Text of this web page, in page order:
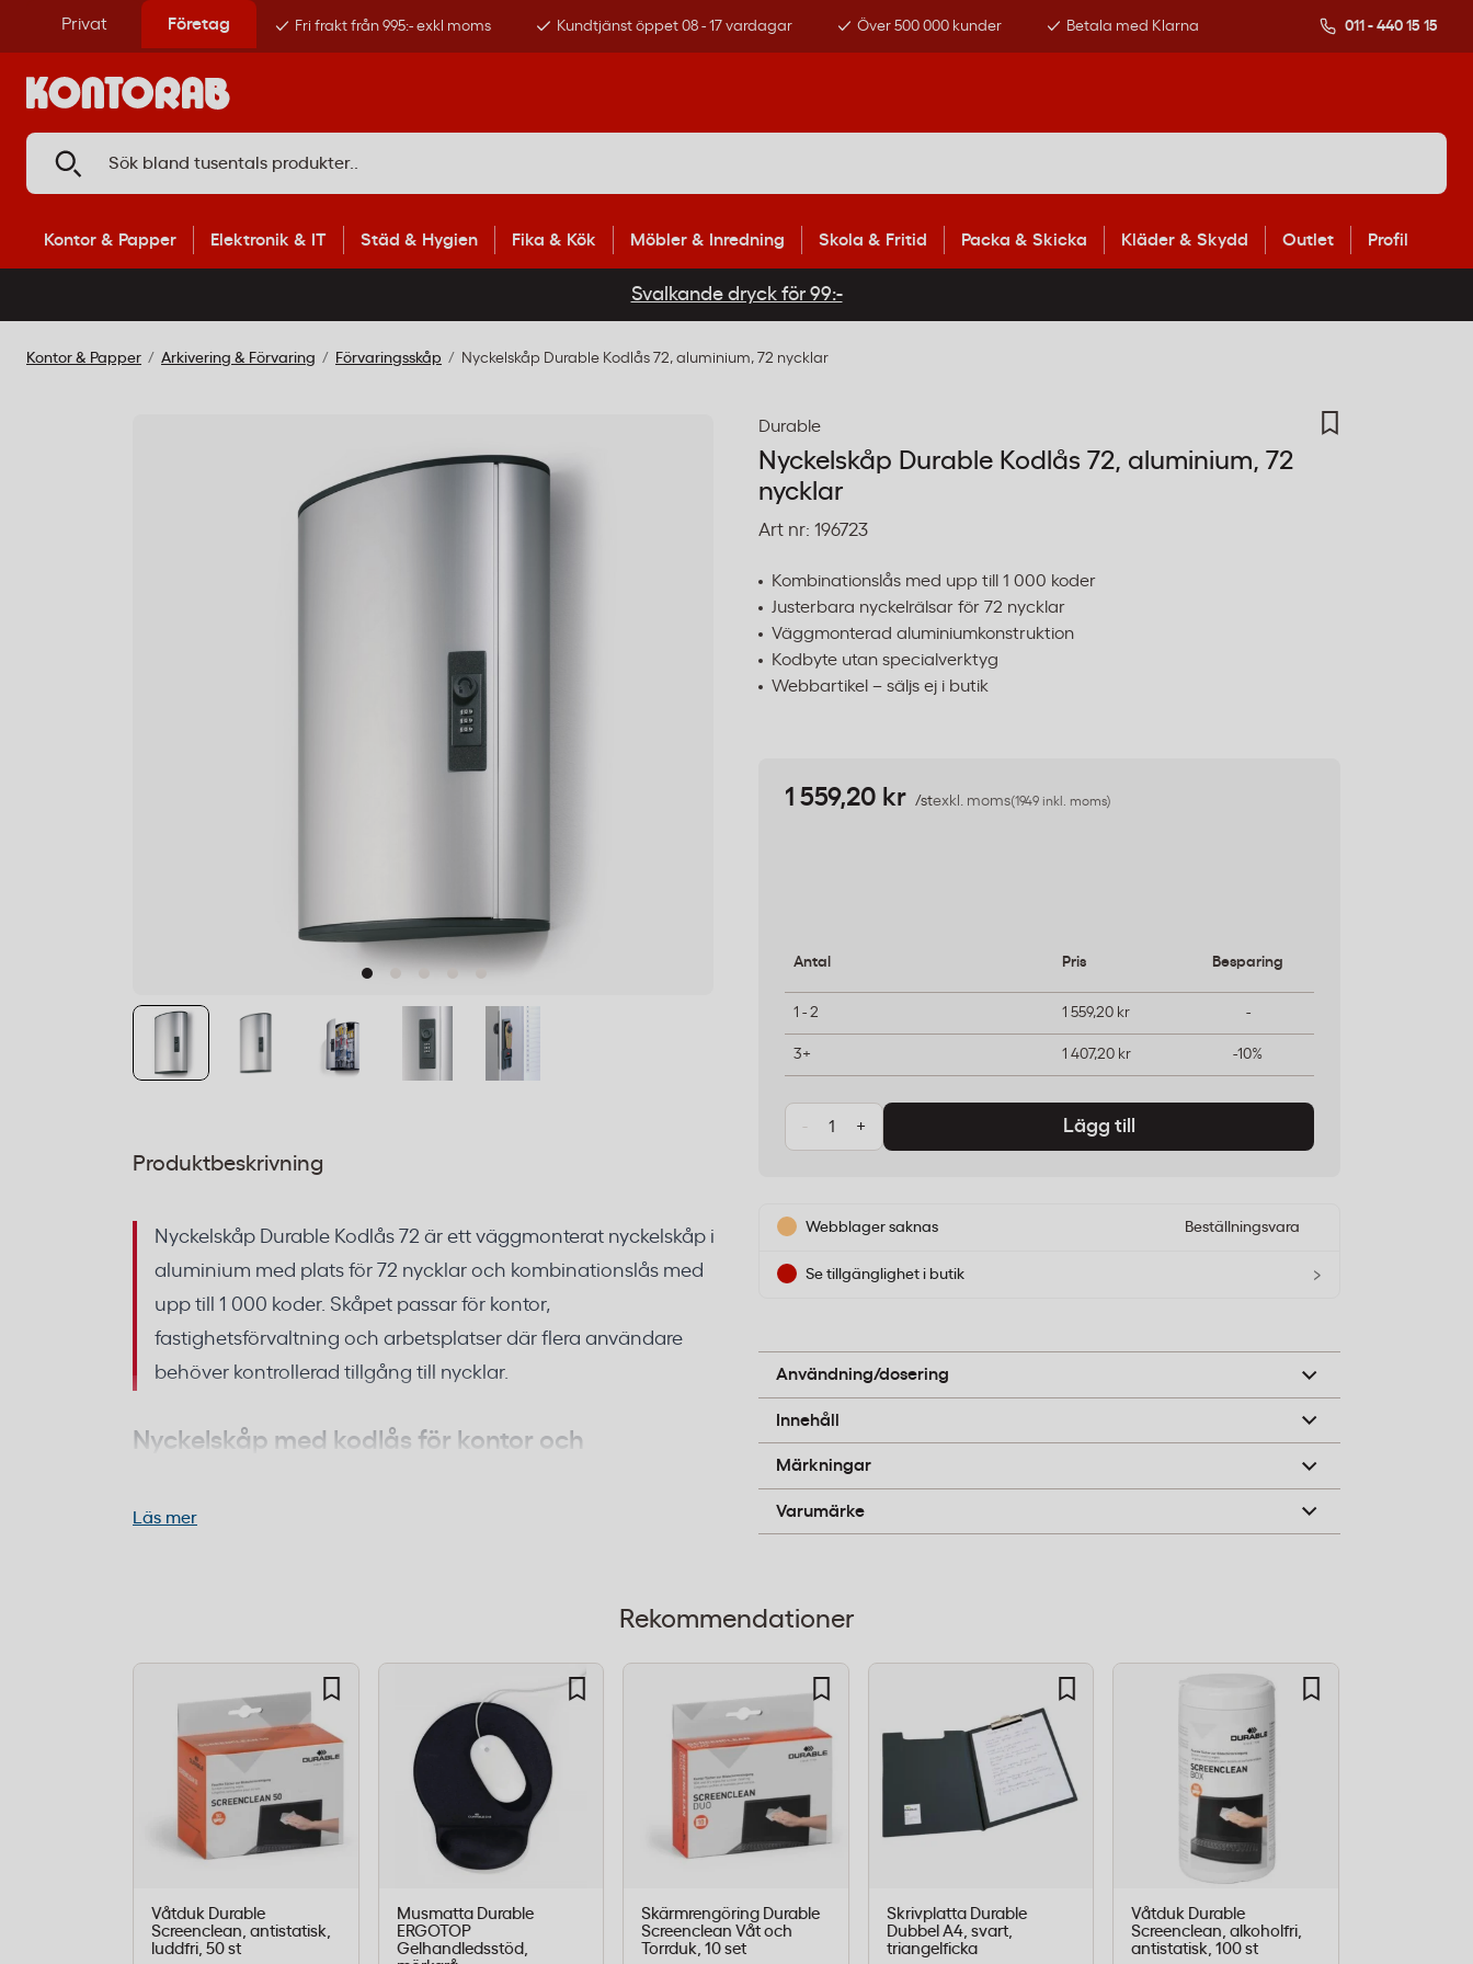
Privat Företag Fri frakt från 995:- exkl moms Kundtjänst öppet 08 - 17 vardagar Över 500 000 kunder Betala med Klarna 011 - 440 15 15
Kontor & Papper Elektronik & IT Städ & Hygien Fika & Kök Möbler & Inredning Skola & Fritid Packa & Skicka Kläder & Skydd Outlet Profil
Svalkande dryck för 99:-
Kontor & Papper Arkivering & Förvaring Förvaringsskåp Nyckelskåp Durable Kodlås 72, aluminium, 72 nycklar
Produktbeskrivning
Nyckelskåp Durable Kodlås 72 är ett väggmonterat nyckelskåp i
aluminium med plats för 72 nycklar och kombinationslås med
upp till 1 000 koder. Skåpet passar för kontor,
fastighetsförvaltning och arbetsplatser där flera användare
behöver kontrollerad tillgång till nycklar.
Nyckelskåp med kodlås för kontor och
Kombinationslåset har upp till 1 000 möjliga kodkombinationer och
72 nyckelkrokar
Kombinationslås med upp till 1 000 kombinationer
Material:Aluminium
Färg:Silver
Mått: 400 mm (H) x 302 mm (B) x 118 mm (D)
Montering:
Väggmonterad
Justerbara nyckelrälsar och innehållslista på
dörrens insida
Läs mer
Durable
Nyckelskåp Durable Kodlås 72, aluminium, 72
nycklar
Art nr: 196723
Kombinationslås med upp till 1 000 koder
Justerbara nyckelrälsar för 72 nycklar
Väggmonterad aluminiumkonstruktion
Kodbyte utan specialverktyg
Webbartikel – säljs ej i butik
1 559,20 kr /stexkl. moms(1949 inkl. moms)
Antal Pris Besparing
1 - 2 1 559,20 kr -
3+ 1 407,20 kr -10%
- + Lägg till
Webblager saknas Beställningsvara
Se tillgänglighet i butik ›
Användning/dosering
fastighetsbolag och arbetsplatser med flera användare.
Innehåll
Aluminium
Märkningar
B-pil
Varumärke
Durable
Rekommendationer
Våtduk Durable
Screenclean, antistatisk,
luddfri, 50 st
Musmatta Durable
ERGOTOP
Gelhandledsstöd,
Skärmrengöring Durable
Screenclean Våt och
Torrduk, 10 set
Skrivplatta Durable
Dubbel A4, svart,
triangelficka
Våtduk Durable
Screenclean, alkoholfri,
antistatisk, 100 st